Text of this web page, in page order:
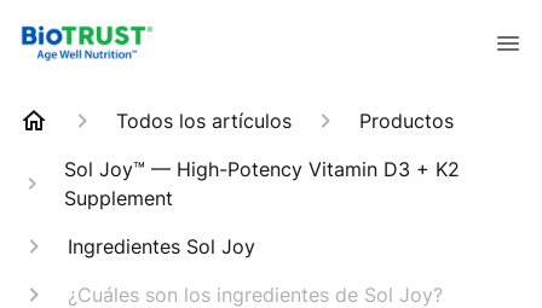
Todos los artículos
Productos
Sol Joy™ — High-Potency Vitamin D3 + K2
Supplement
Ingredientes Sol Joy
¿Cuáles son los ingredientes de Sol Joy?